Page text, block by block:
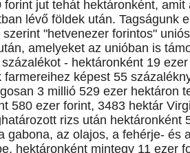
jut tehát hektáronként,
lévő földek után. Tagságunk
"hetvenezer forintos"
amelyeket az unióban is
- hektáronként 19
képest 55
3 millió 529 ezer hektáron
580 ezer forint, 3483 hektár
rizs után hektáronként
gabona, az olajos, a fehérje- és
hektáronként mintegy 11 ezer